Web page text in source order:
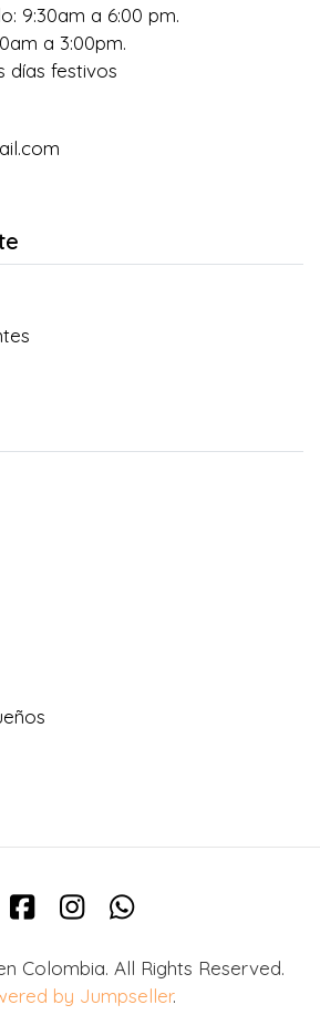
9:30am a 6:00 pm.
a 3:00pm.
días festivos
Colombia. All Rights Reserved.
by Jumpseller.